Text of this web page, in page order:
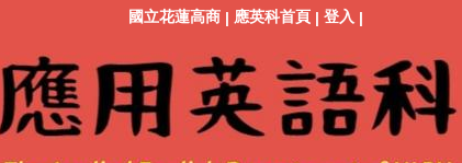
國立花蓮高商 | 應英科首頁 | 登入 |